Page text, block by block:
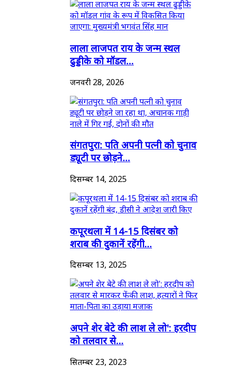
लाला लाजपत राय के जन्म स्थल
ढुड्डीके को मॉडल...
जनवरी 28, 2026
संगतपुरा: पति अपनी पत्नी को चुनाव
ड्यूटी पर छोड़ने...
दिसम्बर 14, 2025
कपूरथला में 14-15 दिसंबर को
शराब की दुकानें रहेंगी...
दिसम्बर 13, 2025
अपने शेर बेटे की लाश ले लो': हरदीप
को तलवार से...
सितम्बर 23, 2023